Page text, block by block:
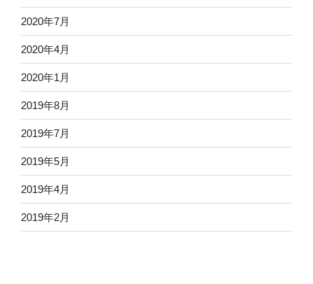
2020年7月
2020年4月
2020年1月
2019年8月
2019年7月
2019年5月
2019年4月
2019年2月